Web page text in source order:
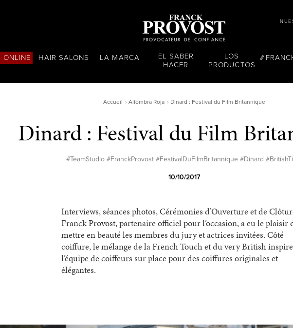
ONLINE HAIR SALONS LA MARCA
EL SABER
HACER
LOS
PRODUCTOS
Accueil Alfombra Roja Dinard : Festival du Film Britannique
Dinard : Festival du Film
#TeamStudio #FranckProvost #FestivalDuFilmBritannique #Dinard
10/10/2017
Interviews, séances photos, Cérémonies d’Ouverture et de
Franck Provost, partenaire officiel pour l’occasion, a eu le plaisir
mettre en beauté les membres du jury et actrices invitées. Côté
coiffure, le mélange de la French Touch et du very British inspire
l’équipe de coiffeurs sur place pour des coiffures originales et
élégantes.